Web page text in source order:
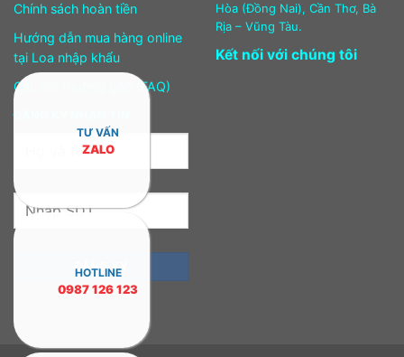
Chính sách hoàn tiền
Hướng dẫn mua hàng online
tại Loa nhập khẩu
Câu hỏi thường gặp (FAQ)
Hòa (Đồng Nai), Cần Thơ, Bà
Rịa – Vũng Tàu.
Kết nối với chúng tôi
TƯ VẤN
ZALO
HOTLINE
0987 126 123